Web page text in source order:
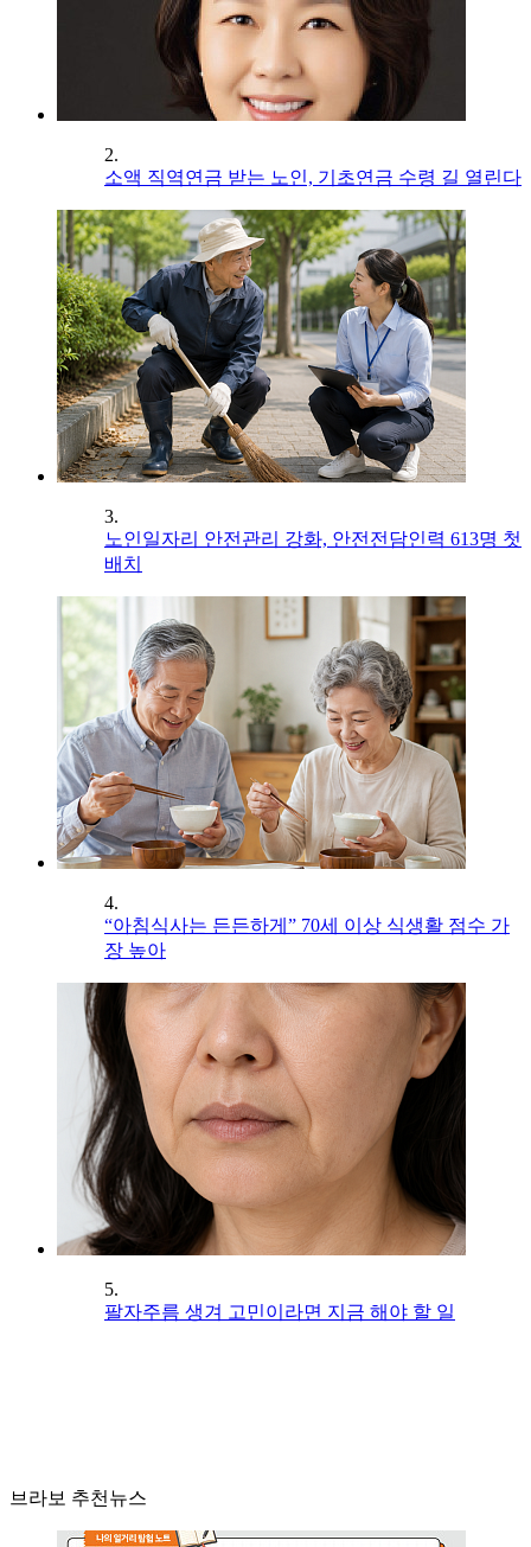
2.
소액 직역연금 받는 노인, 기초연금 수령 길 열린다
3.
노인일자리 안전관리 강화, 안전전담인력 613명 첫
배치
4.
“아침식사는 든든하게” 70세 이상 식생활 점수 가
장 높아
5.
팔자주름 생겨 고민이라면 지금 해야 할 일
브라보 추천뉴스